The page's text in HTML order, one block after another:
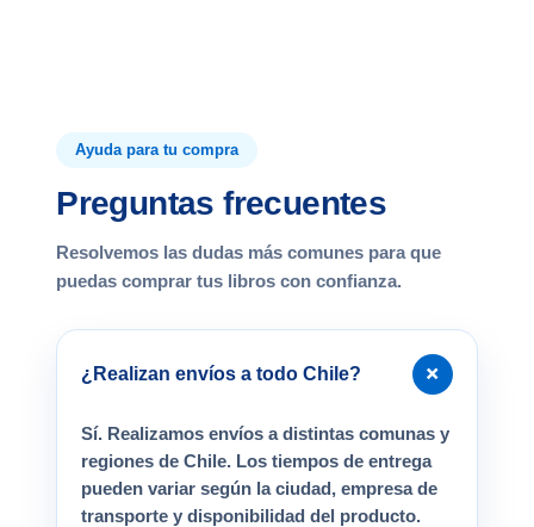
Ayuda para tu compra
Preguntas frecuentes
Resolvemos las dudas más comunes para que
puedas comprar tus libros con confianza.
¿Realizan envíos a todo Chile? +
Sí. Realizamos envíos a distintas comunas y
regiones de Chile. Los tiempos de entrega
pueden variar según la ciudad, empresa de
transporte y disponibilidad del producto.